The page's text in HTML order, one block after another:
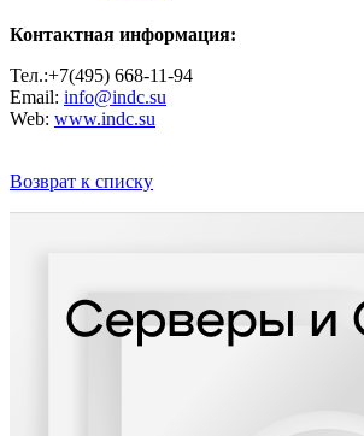
Контактная информация:
Тел.:+7(495) 668-11-94
Email: info@indc.su
Web: www.indc.su
Возврат к списку